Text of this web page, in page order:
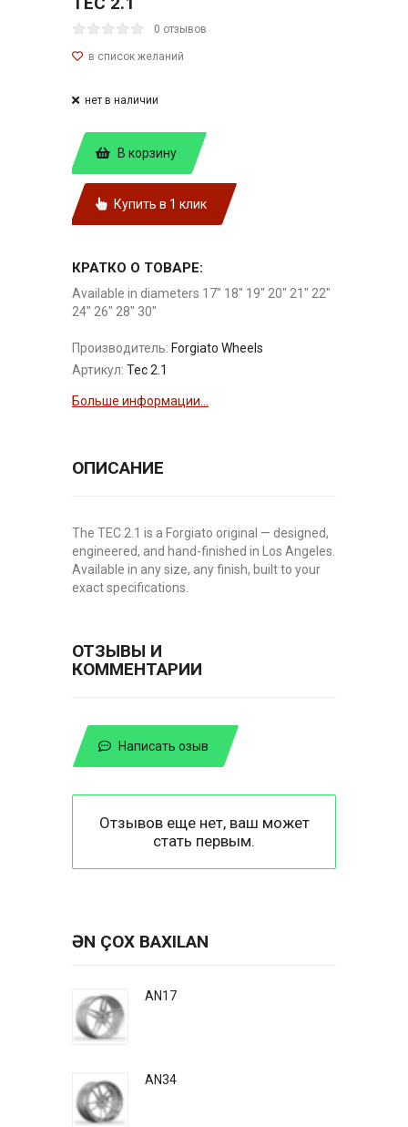
0 отзывов
нет в наличии
В корзину
Купить в 1 клик
КРАТКО О ТОВАРЕ:
Available in diameters 17" 18" 19" 20" 21" 22"
24" 26" 28" 30"
Производитель: Forgiato Wheels
Артикул: Tec 2.1
Больше информации...
ОПИСАНИЕ
The TEC 2.1 is a Forgiato original — designed,
engineered, and hand-finished in Los Angeles.
Available in any size, any finish, built to your
exact specifications.
ОТЗЫВЫ И
КОММЕНТАРИИ
Написать озыв
Отзывов еще нет, ваш может
стать первым.
ƏN ÇOX BAXILAN
AN17
AN34